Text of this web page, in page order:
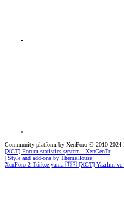
Community platform by XenForo © 2010-2024
[XGT] Forum statistics system - XenGenTr
| Style and add-ons by ThemeHouse
XenForo 2 Türkçe yama 🇹🇷 [XGT] Yazılım ve